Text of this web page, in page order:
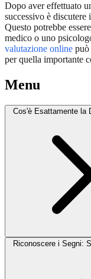
Dopo aver effettuato
successivo è
Questo potrebbe
medico o uno
valutazione online può
per quella importante
Menu
Cos'è Esattamente la
Riconoscere i Segni: